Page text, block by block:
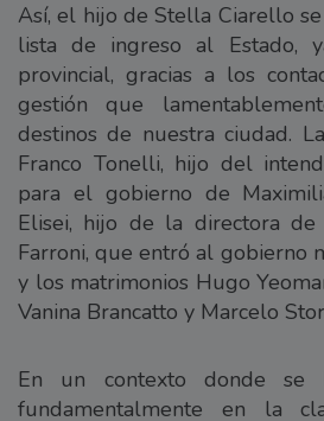
Así, el hijo de Stella Ciarello
lista de ingreso al Estado,
provincial, gracias a los
gestión que
destinos de nuestra ciudad.
Franco Tonelli, hijo del
para el gobierno de
Elisei, hijo de la directora de
Farroni, que entró al gobierno
y los matrimonios Hugo
Vanina Brancatto y Marcelo
En un contexto donde se
fundamentalmente en la